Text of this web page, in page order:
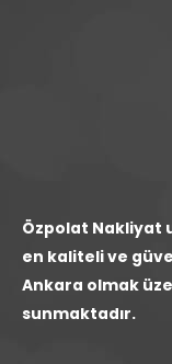
Özpolat Nakliyat
en kaliteli ve
Ankara olmak
sunmaktadır.